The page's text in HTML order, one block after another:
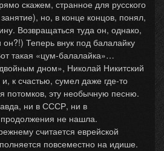
скажем, странное для русского
но, в конце концов, понял,
Возвращаться туда он, однако,
он?!) Теперь внук под балалайку
такая «цум-балалайка»…
дном», Николай Никитский
к счастью, сумел даже где-то
потомков, эту необычную песню.
ни в СССР, ни в
продолжения не нашла.
считается еврейской
повсеместно на идише.